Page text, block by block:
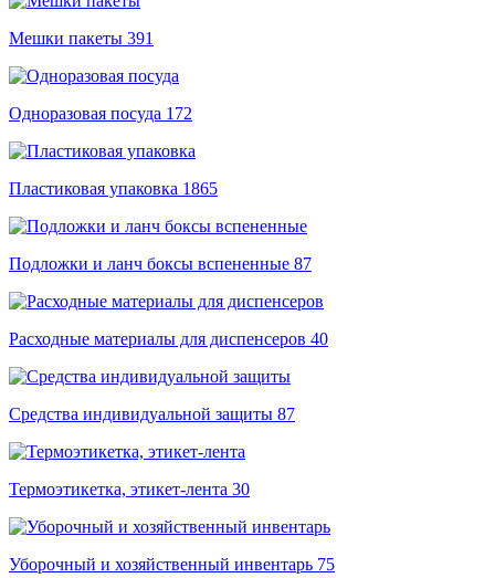
Мешки пакеты 391
Одноразовая посуда 172
Пластиковая упаковка 1865
Подложки и ланч боксы вспененные 87
Расходные материалы для диспенсеров 40
Средства индивидуальной защиты 87
Термоэтикетка, этикет-лента 30
Уборочный и хозяйственный инвентарь 75